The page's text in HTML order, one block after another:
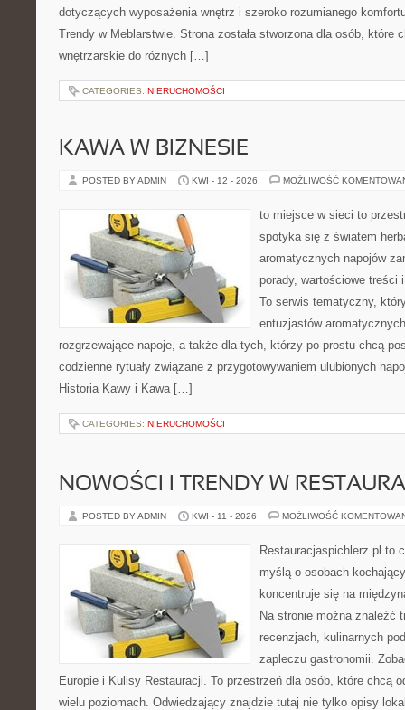
dotyczących wyposażenia wnętrz i szeroko rozumianego
Trendy w Meblarstwie. Strona została stworzona dla osób, które
wnętrzarskie do różnych […]
CATEGORIES: NIERUCHOMOŚCI
KAWA W BIZNESIE
POSTED BY ADMIN KWI - 12 - 2026 MOŻLIWOŚĆ
to miejsce w sieci to
spotyka się z światem
aromatycznych napojów
porady, wartościowe treści
To serwis tematyczny,
entuzjastów
rozgrzewające napoje, a także dla tych, którzy po prostu chcą
codzienne rytuały związane z przygotowywaniem ulubionych
Historia Kawy i Kawa […]
CATEGORIES: NIERUCHOMOŚCI
NOWOŚCI I TRENDY W
POSTED BY ADMIN KWI - 11 - 2026 MOŻLIWOŚĆ
Restauracjaspichlerz.pl to
myślą o osobach
koncentruje się na
Na stronie można znaleźć
recenzjach, kulinarnych
zapleczu gastronomii.
Europie i Kulisy Restauracji. To przestrzeń dla osób, które chcą
wielu poziomach. Odwiedzający znajdzie tutaj nie tylko opisy